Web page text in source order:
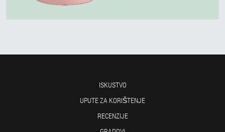
ISKUSTVO
UPUTE ZA KORIŠTENJE
RECENZIJE